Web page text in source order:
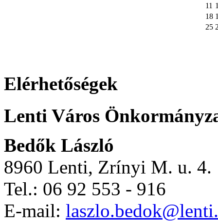
11
18
25
Elérhetőségek
Lenti Város
Bedők László
8960 Lenti, Zrínyi M. u. 4.
Tel.: 06 92 553 - 916
E-mail: